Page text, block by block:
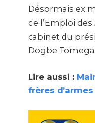
Désormais ex
de l’Emploi
cabinet du
Dogbe
Lire aussi :
frères